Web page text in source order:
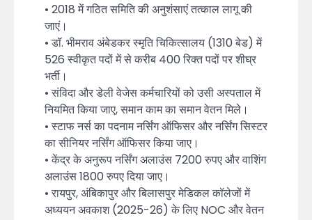
• 2018 में गठित समिति की अनुशंसाएं तत्काल लागू की
जाएं।
• डॉ. भीमराव अंबेडकर स्मृति चिकित्सालय (1310 बेड) में
526 स्वीकृत पदों में से करीब 400 रिक्त पदों पर शीघ्र
भर्ती।
• संविदा और डेली वेजेस कर्मचारियों को उसी अस्पताल में
नियमित किया जाए, समान काम का समान वेतन मिले।
• स्टाफ नर्स का पदनाम नर्सिंग ऑफिसर और नर्सिंग सिस्टर
का सीनियर नर्सिंग ऑफिसर किया जाए।
• केंद्र के अनुरूप नर्सिंग अलाउंस 7200 रुपए और वाशिंग
अलाउंस 1800 रुपए दिया जाए।
• रायपुर, अंबिकापुर और बिलासपुर मेडिकल कॉलेजों में
अध्ययन अवकाश (2025-26) के लिए NOC और वेतन